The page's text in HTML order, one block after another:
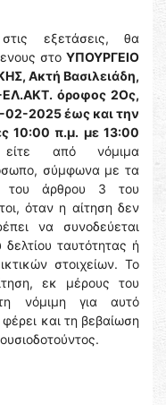
εξετάσεις, θα
στo ΥΠΟΥΡΓΕΙΟ
Ακτή Βασιλειάδη,
ΕΛ.ΑΚΤ. όροφος 2Ος,
02-2025 έως και την
10:00 π.μ. με 13:00
από νόμιμα
σύμφωνα με τα
του άρθρου 3 του
όταν η αίτηση δεν
να συνοδεύεται
ταυτότητας ή
στοιχείων. Το
εκ μέρους του
τη νόμιμη για αυτό
και τη βεβαίωση